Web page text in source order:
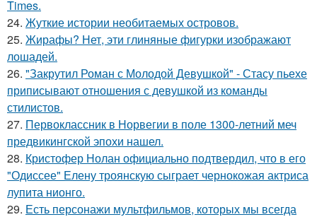
Times.
24. Жуткие истории необитаемых островов.
25. Жирафы? Нет, эти глиняные фигурки изображают
лошадей.
26. "Закрутил Роман с Молодой Девушкой" - Стасу пьехе
приписывают отношения с девушкой из команды
стилистов.
27. Первоклассник в Норвегии в поле 1300-летний меч
предвикингской эпохи нашел.
28. Кристофер Нолан официально подтвердил, что в его
"Одиссее" Елену троянскую сыграет чернокожая актриса
лупита нионго.
29. Есть персонажи мультфильмов, которых мы всегда